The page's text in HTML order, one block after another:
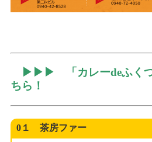
▶▶▶ 「カレーdeふくつ
ちら！
0１ 茶房ファー